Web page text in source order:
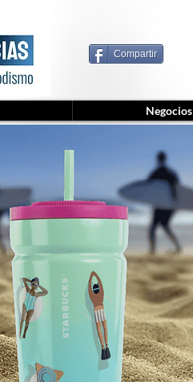
Compartir
Negocios